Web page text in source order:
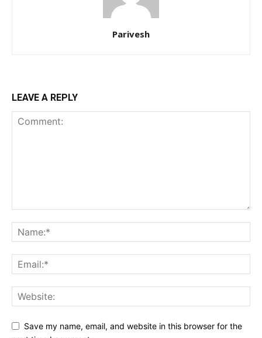
Parivesh
LEAVE A REPLY
Save my name, email, and website in this browser for the